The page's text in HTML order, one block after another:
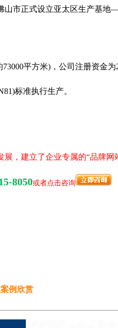
市正式设立亚太区生产基地
平方米)，公司注册资金为
标准执行生产。
，建立了企业专属的“品牌
8050或者点击咨询
例欣赏